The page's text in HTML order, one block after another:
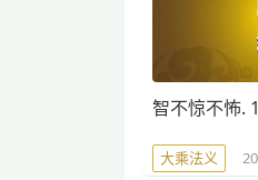
智不惊不怖.
大乘法义